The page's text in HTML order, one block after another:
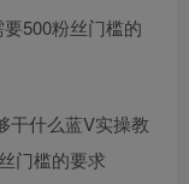
500粉丝门槛的
干什么蓝V实操教
门槛的要求